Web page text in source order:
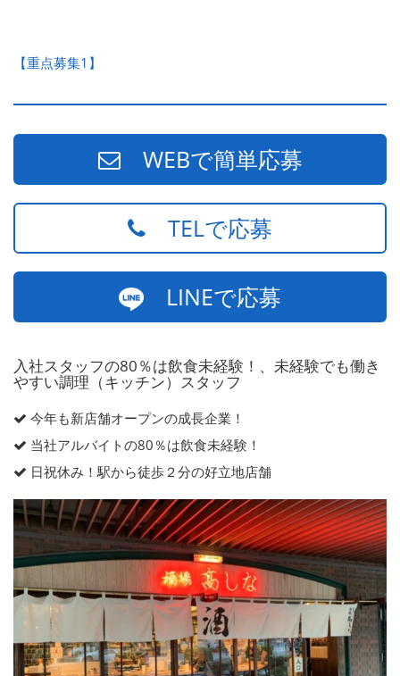
【重点募集1】
WEBで簡単応募
TELで応募
LINEで応募
入社スタッフの80％は飲食未経験！、未経験でも働き
やすい調理（キッチン）スタッフ
今年も新店舗オープンの成長企業！
当社アルバイトの80％は飲食未経験！
日祝休み！駅から徒歩２分の好立地店舗